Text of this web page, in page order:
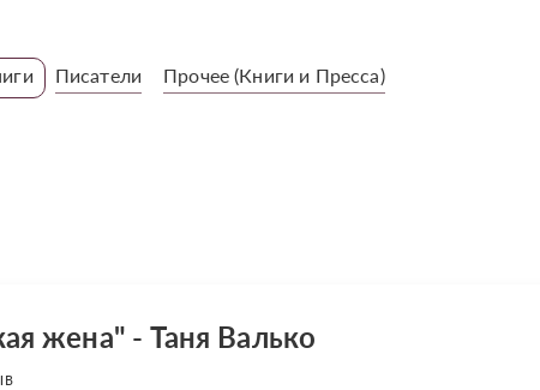
Писатели Прочее (Книги и Пресса)
жена" - Таня Валько